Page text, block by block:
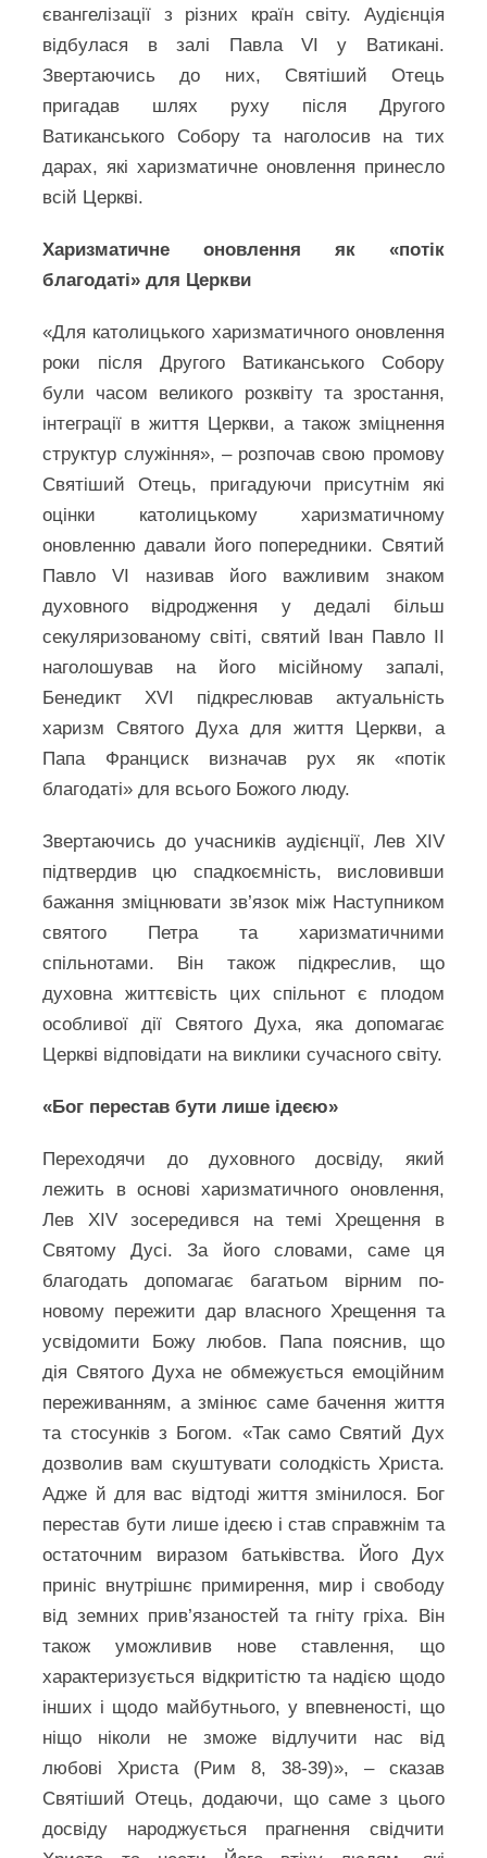
євангелізації з різних країн світу. Аудієнція
відбулася в залі Павла VI у Ватикані.
Звертаючись до них, Святіший Отець
пригадав шлях руху після Другого
Ватиканського Собору та наголосив на тих
дарах, які харизматичне оновлення принесло
всій Церкві.
Харизматичне оновлення як «потік
благодаті» для Церкви
«Для католицького харизматичного оновлення
роки після Другого Ватиканського Собору
були часом великого розквіту та зростання,
інтеграції в життя Церкви, а також зміцнення
структур служіння», – розпочав свою промову
Святіший Отець, пригадуючи присутнім які
оцінки католицькому харизматичному
оновленню давали його попередники. Святий
Павло VI називав його важливим знаком
духовного відродження у дедалі більш
секуляризованому світі, святий Іван Павло ІІ
наголошував на його місійному запалі,
Бенедикт XVI підкреслював актуальність
харизм Святого Духа для життя Церкви, а
Папа Франциск визначав рух як «потік
благодаті» для всього Божого люду.
Звертаючись до учасників аудієнції, Лев XIV
підтвердив цю спадкоємність, висловивши
бажання зміцнювати зв’язок між Наступником
святого Петра та харизматичними
спільнотами. Він також підкреслив, що
духовна життєвість цих спільнот є плодом
особливої дії Святого Духа, яка допомагає
Церкві відповідати на виклики сучасного світу.
«Бог перестав бути лише ідеєю»
Переходячи до духовного досвіду, який
лежить в основі харизматичного оновлення,
Лев XIV зосередився на темі Хрещення в
Святому Дусі. За його словами, саме ця
благодать допомагає багатьом вірним по-
новому пережити дар власного Хрещення та
усвідомити Божу любов. Папа пояснив, що
дія Святого Духа не обмежується емоційним
переживанням, а змінює саме бачення життя
та стосунків з Богом. «Так само Святий Дух
дозволив вам скуштувати солодкість Христа.
Адже й для вас відтоді життя змінилося. Бог
перестав бути лише ідеєю і став справжнім та
остаточним виразом батьківства. Його Дух
приніс внутрішнє примирення, мир і свободу
від земних прив’язаностей та гніту гріха. Він
також уможливив нове ставлення, що
характеризується відкритістю та надією щодо
інших і щодо майбутнього, у впевненості, що
ніщо ніколи не зможе відлучити нас від
любові Христа (Рим 8, 38-39)», – сказав
Святіший Отець, додаючи, що саме з цього
досвіду народжується прагнення свідчити